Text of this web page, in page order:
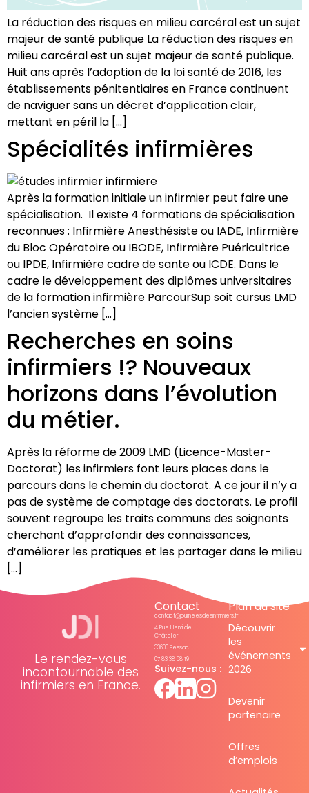
La réduction des risques en milieu carcéral est un sujet
majeur de santé publique La réduction des risques en
milieu carcéral est un sujet majeur de santé publique.
Huit ans après l’adoption de la loi santé de 2016, les
établissements pénitentiaires en France continuent
de naviguer sans un décret d’application clair,
mettant en péril la […]
Spécialités infirmières
Après la formation initiale un infirmier peut faire une
spécialisation. Il existe 4 formations de spécialisation
reconnues : Infirmière Anesthésiste ou IADE, Infirmière
du Bloc Opératoire ou IBODE, Infirmière Puéricultrice
ou IPDE, Infirmière cadre de sante ou ICDE. Dans le
cadre le développement des diplômes universitaires
de la formation infirmière ParcourSup soit cursus LMD
l’ancien système […]
Recherches en soins
infirmiers !? Nouveaux
horizons dans l’évolution
du métier.
Après la réforme de 2009 LMD (Licence-Master-
Doctorat) les infirmiers font leurs places dans le
parcours dans le chemin du doctorat. A ce jour il n’y a
pas de système de comptage des doctorats. Le profil
souvent regroupe les traits communs des soignants
cherchant d’approfondir des connaissances,
d’améliorer les pratiques et les partager dans le milieu
[…]
Le rendez-vous
incontournable des
infirmiers en France.
Contact
contact@journeesdesinfirmiers.fr
4 Rue Henri de
Châtelier
33600 Pessac
07 83 38 68 19
Suivez-nous :
Plan du site
Découvrir
les
événements
2026
Devenir
partenaire
Offres
d’emplois